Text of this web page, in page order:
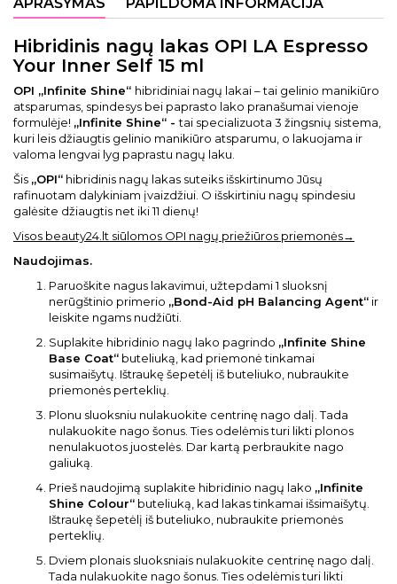
Hibridinis nagų lakas OPI LA Espresso
Your Inner Self 15 ml
OPI „Infinite Shine“ hibridiniai nagų lakai – tai gelinio manikiūro
atsparumas, spindesys bei paprasto lako pranašumai vienoje
formulėje! „Infinite Shine“ -tai specializuota 3 žingsnių sistema,
kuri leis džiaugtis gelinio manikiūro atsparumu, o lakuojama ir
valoma lengvai lyg paprastu nagų laku.
Šis „OPI“ hibridinis nagų lakas suteiks išskirtinumo Jūsų
rafinuotam dalykiniam įvaizdžiui. O išskirtiniu nagų spindesiu
galėsite džiaugtis net iki 11 dienų!
Visos beauty24.lt siūlomos OPI nagų priežiūros priemonės→
Naudojimas.
Paruoškite nagus lakavimui, užtepdami 1 sluoksnį
nerūgštinio primerio „Bond-Aid pH Balancing Agent“ ir
leiskite ngams nudžiūti.
Suplakite hibridinio nagų lako pagrindo „Infinite Shine
Base Coat“ buteliuką, kad priemonė tinkamai
susimaišytų. Ištraukę šepetėlį iš buteliuko, nubraukite
priemonės perteklių.
Plonu sluoksniu nulakuokite centrinę nago dalį. Tada
nulakuokite nago šonus. Ties odelėmis turi likti plonos
nenulakuotos juostelės. Dar kartą perbraukite nago
galiuką.
Prieš naudojimą suplakite hibridinio nagų lako „Infinite
Shine Colour“ buteliuką, kad lakas tinkamai išsimaišytų.
Ištraukę šepetėlį iš buteliuko, nubraukite priemonės
perteklių.
Dviem plonais sluoksniais nulakuokite centrinę nago dalį.
Tada nulakuokite nago šonus. Ties odelėmis turi likti